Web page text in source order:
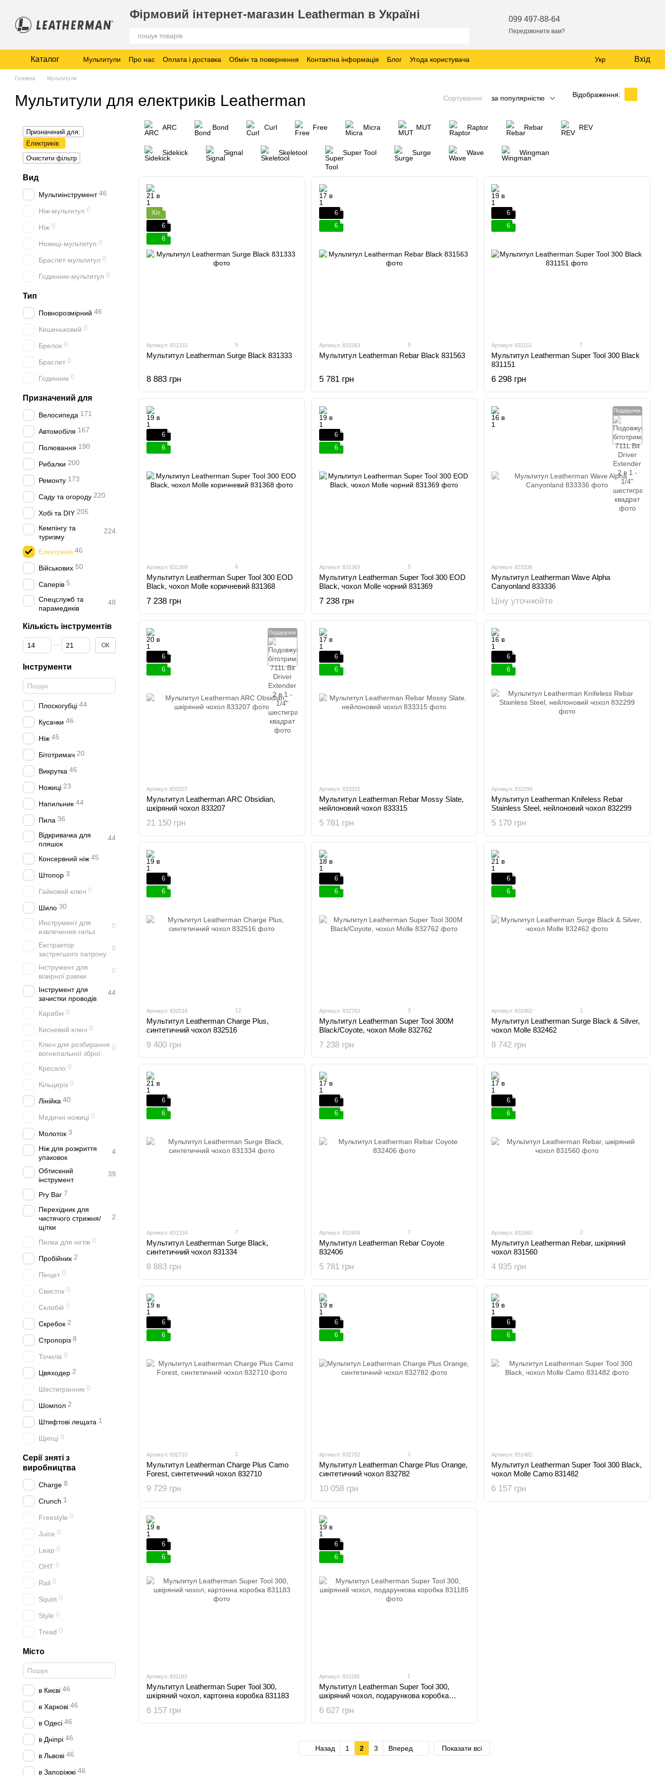
Фірмовий інтернет-магазин Leatherman в Україні 099 497-88-64
Передзвонити вам?
Каталог Мультитули Про нас Оплата і доставка Обмін та повернення Контактна інформація Блог Угода користувача Укр Вхід
Головна Мультитули
Мультитули для електриків Leatherman Сортування: за популярністю Відображення:
ARC Bond Curl Free Micra MUT Raptor Rebar REV
Sidekick Signal Skeletool Super Tool Surge Wave Wingman
Хіт
6
6
Артикул: 831333 9
Мультитул Leatherman Surge Black 831333
8 883 грн
6
6
Артикул: 831563 5
Мультитул Leatherman Rebar Black 831563
5 781 грн
6
6
Артикул: 831151 7
Мультитул Leatherman Super Tool 300 Black
831151
6 298 грн
6
6
Артикул: 831368 6
Мультитул Leatherman Super Tool 300 EOD
Black, чохол Molle коричневий 831368
7 238 грн
6
6
Артикул: 831369 5
Мультитул Leatherman Super Tool 300 EOD
Black, чохол Molle чорний 831369
7 238 грн
Подарунок
Артикул: 833336
Мультитул Leatherman Wave Alpha
Canyonland 833336
Ціну уточнюйте
Подарунок
6
6
Артикул: 833207
Мультитул Leatherman ARC Obsidian,
шкіряний чохол 833207
21 150 грн
6
6
Артикул: 833315
Мультитул Leatherman Rebar Mossy Slate,
нейлоновий чохол 833315
5 781 грн
6
6
Артикул: 832299
Мультитул Leatherman Knifeless Rebar
Stainless Steel, нейлоновий чохол 832299
5 170 грн
6
6
Артикул: 832516 12
Мультитул Leatherman Charge Plus,
синтетичний чохол 832516
9 400 грн
6
6
Артикул: 832762 3
Мультитул Leatherman Super Tool 300M
Black/Coyote, чохол Molle 832762
7 238 грн
6
6
Артикул: 832462 1
Мультитул Leatherman Surge Black & Silver,
чохол Molle 832462
8 742 грн
6
6
Артикул: 831334 7
Мультитул Leatherman Surge Black,
синтетичний чохол 831334
8 883 грн
6
6
Артикул: 832406 7
Мультитул Leatherman Rebar Coyote
832406
5 781 грн
6
6
Артикул: 831560 2
Мультитул Leatherman Rebar, шкіряний
чохол 831560
4 935 грн
6
6
Артикул: 832710 2
Мультитул Leatherman Charge Plus Camo
Forest, синтетичний чохол 832710
9 729 грн
6
6
Артикул: 832782 1
Мультитул Leatherman Charge Plus Orange,
синтетичний чохол 832782
10 058 грн
6
6
Артикул: 831482
Мультитул Leatherman Super Tool 300 Black,
чохол Molle Camo 831482
6 157 грн
6
6
Артикул: 831183
Мультитул Leatherman Super Tool 300,
шкіряний чохол, картонна коробка 831183
6 157 грн
6
6
Артикул: 831185 1
Мультитул Leatherman Super Tool 300,
шкіряний чохол, подарункова коробка
6 627 грн
Назад 1 2 3 Вперед Показати всі
Призначений для:
Електриків
Очистити фільтр
Вид
Мультиінструмент 46
Ніж-мультитул 0
Ніж 0
Ножиці-мультитул 0
Браслет-мультитул 0
Годинник-мультитул 0
Тип
Повнорозмірний 46
Кишеньковий 0
Брелок 0
Браслет 0
Годинник 0
Призначений для
Велосипеда 171
Автомобіля 167
Полювання 190
Рибалки 200
Ремонту 173
Саду та огороду 220
Хобі та DIY 205
Кемпінгу та
туризму
224
Електриків 46
Військових 50
Саперів 5
Спецслужб та
парамедиків
48
Кількість інструментів
Від Кількість інструментів
До Кількість інструментів ОК
Інструменти
Плоскогубці 44
Кусачки 46
Ніж 45
Бітотримач 20
Викрутка 46
Ножиці 23
Напильник 44
Пила 36
Відкривачка для
пляшок
44
Консервний ніж 45
Штопор 3
Гайковий ключ 0
Шило 30
Инструмент для
извлечения гильз
0
Екстрактор
застрягшого патрону
0
Інструмент для
візирної рамки
0
Інструмент для
зачистки проводів
44
Карабін 0
Кисневий ключ 0
Ключ для розбирання
вогнепальної зброї
0
Кресало 0
Кільцеріз 0
Лінійка 40
Медичні ножиці 0
Молоток 3
Ніж для розкриття
упаковок
4
Обтискний
інструмент
39
Pry Bar 7
Перехідник для
чистячого стрижня/
щітки
2
Пилка для нігтів 0
Пробійник 2
Пінцет 0
Свисток 0
Склобій 0
Скребок 2
Стропоріз 8
Точила 0
Цвяходер 2
Шестигранник 0
Шомпол 2
Штифтові лещата 1
Щипці 0
Серії зняті з
виробництва
Charge 8
Crunch 1
Freestyle 0
Juice 0
Leap 0
OHT 0
Rail 0
Squirt 0
Style 0
Tread 0
Місто
в Києві 46
в Харкові 46
в Одесі 46
в Дніпрі 46
в Львові 46
в Запоріжжі 46